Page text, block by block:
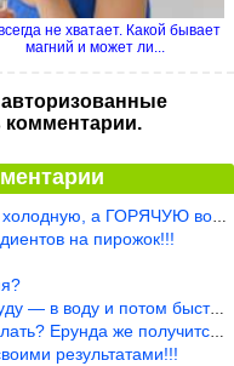
не хватает. Какой бывает
магний и может ли...
комментарии.
а ГОРЯЧУЮ воду. Трубы в
на пирожок!!!
воду и потом быстро в раска
Ерунда же получится. Нет, с
результатами!!!